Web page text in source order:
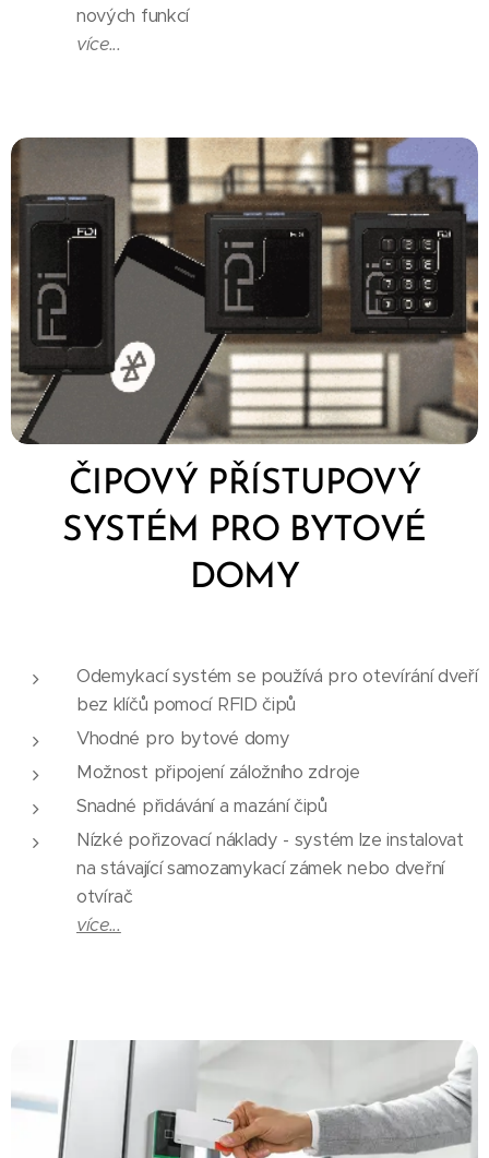
nových funkcí
více...
ČIPOVÝ PŘÍSTUPOVÝ
SYSTÉM PRO BYTOVÉ
DOMY
Odemykací systém se používá pro otevírání dveří
bez klíčů pomocí RFID čipů
Vhodné pro bytové domy
Možnost připojení záložního zdroje
Snadné přidávání a mazání čipů
Nízké pořizovací náklady - systém lze instalovat
na stávající samozamykací zámek nebo dveřní
otvírač
více...